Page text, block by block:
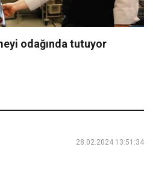
odağında tutuyor
28.02.2024 13:51:34